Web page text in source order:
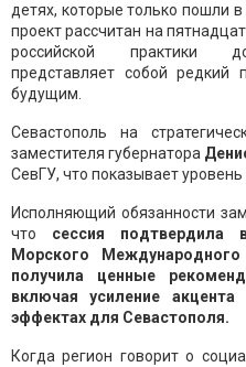
детях, которые только пошли
проект рассчитан на
российской практики
представляет собой редкий
будущим.
Севастополь на
заместителя губернатора
СевГУ, что показывает
Исполняющий обязанности
что сессия подтвердила
Морского
получила ценные
включая усиление акцента
эффектах для Севастополя.
Когда регион говорит о